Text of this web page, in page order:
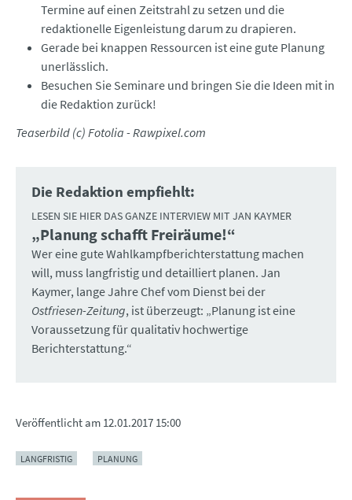
Termine auf einen Zeitstrahl zu setzen und die
redaktionelle Eigenleistung darum zu drapieren.
Gerade bei knappen Ressourcen ist eine gute Planung
unerlässlich.
Besuchen Sie Seminare und bringen Sie die Ideen mit in
die Redaktion zurück!
Teaserbild (c) Fotolia - Rawpixel.com
Die Redaktion empfiehlt:
LESEN SIE HIER DAS GANZE INTERVIEW MIT JAN KAYMER
:„Planung schafft Freiräume!“
Wer eine gute Wahlkampfberichterstattung machen
will, muss langfristig und detailliert planen. Jan
Kaymer, lange Jahre Chef vom Dienst bei der
Ostfriesen-Zeitung, ist überzeugt: „Planung ist eine
Voraussetzung für qualitativ hochwertige
Berichterstattung.“
Veröffentlicht am 12.01.2017 15:00
LANGFRISTIG PLANUNG